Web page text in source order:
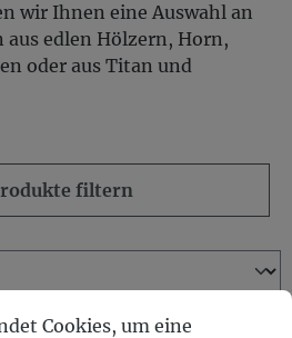
wir Ihnen eine Auswahl an
aus edlen Hölzern, Horn,
oder aus Titan und
filtern
Cookies, um eine
Cookies, um eine